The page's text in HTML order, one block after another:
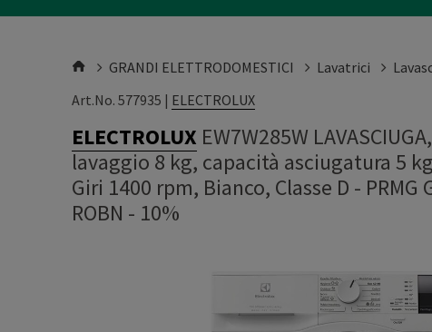
GRANDI ELETTRODOMESTICI Lavatrici
Art.No. 577935 | ELECTROLUX
ELECTROLUX EW7W285W
lavaggio 8 kg, capacità asciugatura 5
Giri 1400 rpm, Bianco, Classe D - PRMG
ROBN - 10%